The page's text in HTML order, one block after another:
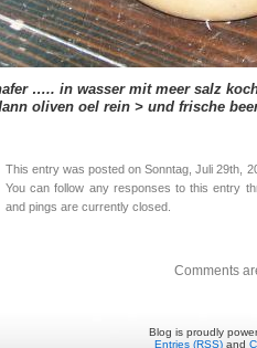
….. in wasser mit meer salz
oliven oel rein > und frische
This entry was posted on Sonntag, Juli 29th,
You can follow any responses to this entry
and pings are currently closed.
Comments
Blog is proudly
Entries (RSS) and